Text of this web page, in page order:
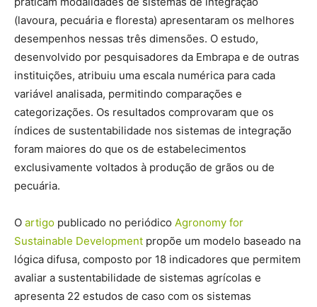
(lavoura, pecuária e floresta) apresentaram os melhores
desempenhos nessas três dimensões. O estudo,
desenvolvido por pesquisadores da Embrapa e de outras
instituições, atribuiu uma escala numérica para cada
variável analisada, permitindo comparações e
categorizações. Os resultados comprovaram que os
índices de sustentabilidade nos sistemas de integração
foram maiores do que os de estabelecimentos
exclusivamente voltados à produção de grãos ou de
pecuária.
O artigo publicado no periódico Agronomy for
Sustainable Development propõe um modelo baseado na
lógica difusa, composto por 18 indicadores que permitem
avaliar a sustentabilidade de sistemas agrícolas e
apresenta 22 estudos de caso com os sistemas